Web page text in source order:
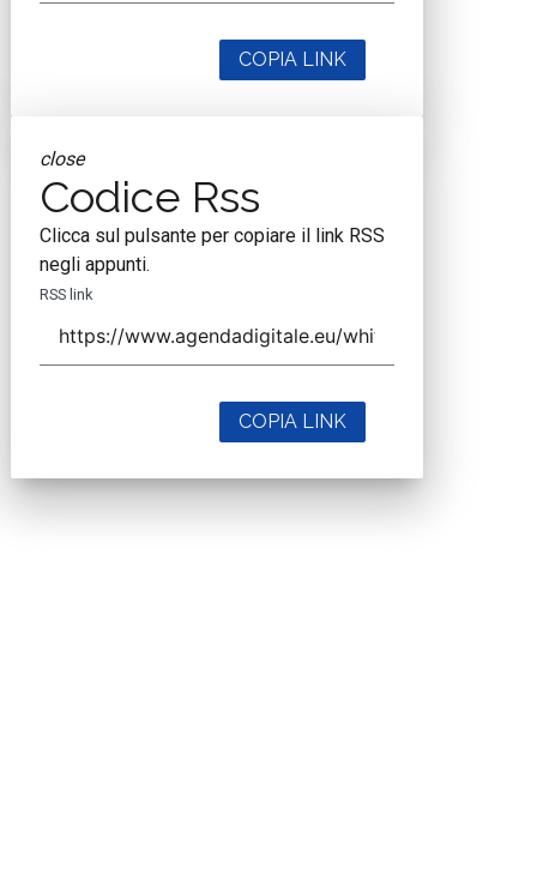
COPIA LINK
close
Codice Rss
Clicca sul pulsante per copiare il link RSS
negli appunti.
RSS link
COPIA LINK